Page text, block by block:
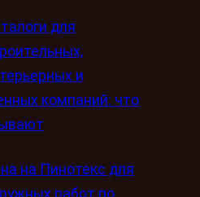
для
и
компаний: что
на Пинотекс для
работ по